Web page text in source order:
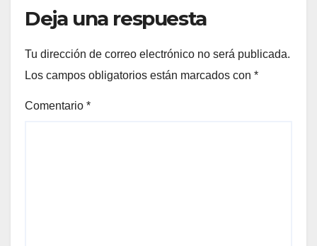
Deja una respuesta
Tu dirección de correo electrónico no será publicada.
Los campos obligatorios están marcados con *
Comentario *